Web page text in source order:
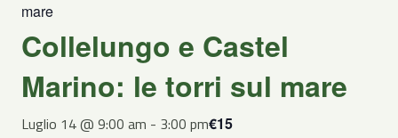
mare
Collelungo e Castel
Marino: le torri sul mare
Luglio 14 @ 9:00 am - 3:00 pm€15